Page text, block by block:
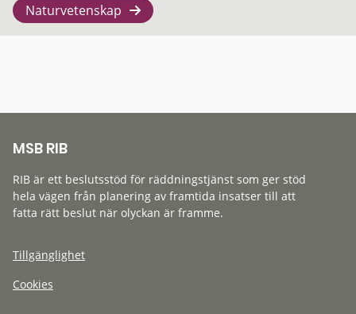
Naturvetenskap
MSB RIB
RIB är ett beslutsstöd för räddningstjänst som ger stöd
hela vägen från planering av framtida insatser till att
fatta rätt beslut när olyckan är framme.
Tillgänglighet
Cookies